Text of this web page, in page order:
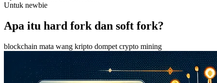
Untuk newbie
Apa itu hard fork dan soft fork?
blockchain mata wang kripto dompet crypto mining